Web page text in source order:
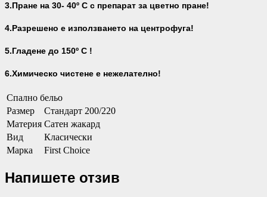
3.Пране на 30- 40º С с препарат за цветно пране!
4.Разрешено е използването на центрофуга!
5.Гладене до 150º С !
6.Химическо чистене е нежелателно!
Спално бельо
Размер
Стандарт 200/220
Материя Сатен жакард
Вид
Класически
Марка
First Choice
Напишете отзив